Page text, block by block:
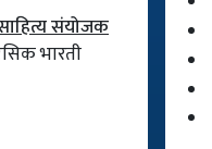
संयोजक
भारती